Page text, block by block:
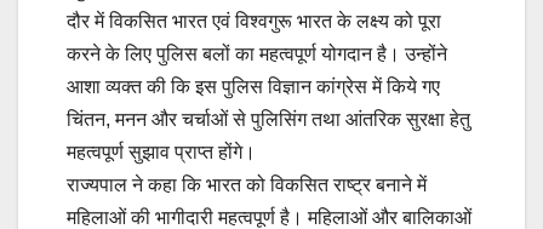
दौर में विकसित भारत एवं विश्वगुरू भारत के लक्ष्य को पूरा
करने के लिए पुलिस बलों का महत्वपूर्ण योगदान है। उन्होंने
आशा व्यक्त की कि इस पुलिस विज्ञान कांग्रेस में किये गए
चिंतन, मनन और चर्चाओं से पुलिसिंग तथा आंतरिक सुरक्षा हेतु
महत्वपूर्ण सुझाव प्राप्त होंगे।
राज्यपाल ने कहा कि भारत को विकसित राष्ट्र बनाने में
महिलाओं की भागीदारी महत्वपूर्ण है। महिलाओं और बालिकाओं